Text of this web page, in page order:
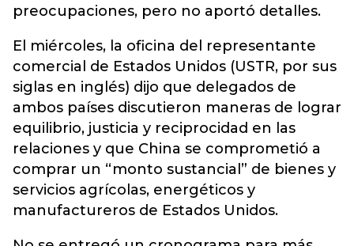
preocupaciones, pero no aportó detalles.
El miércoles, la oficina del representante
comercial de Estados Unidos (USTR, por sus
siglas en inglés) dijo que delegados de
ambos países discutieron maneras de lograr
equilibrio, justicia y reciprocidad en las
relaciones y que China se comprometió a
comprar un “monto sustancial” de bienes y
servicios agrícolas, energéticos y
manufactureros de Estados Unidos.